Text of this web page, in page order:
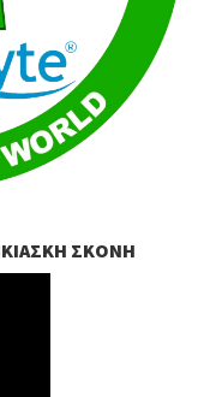
ΣΚΌΝΗ